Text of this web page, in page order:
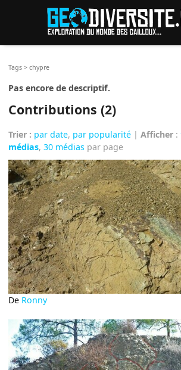
Tags >chypre
Pas encore de descriptif.
Contributions (2)
Trier : par date, par popularité |Afficher :
médias,30 médias par page
De Ronny